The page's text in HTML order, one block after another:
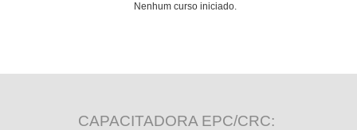
Nenhum curso iniciado.
CAPACITADORA EPC/CRC: